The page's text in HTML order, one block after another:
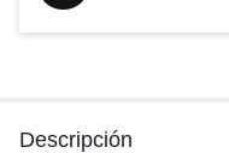
Descripción